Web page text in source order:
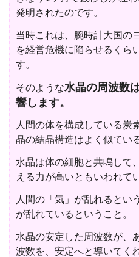
発明されたのです。
当時これは、腕時計大国の
を経営危機に陥らせるくら
す。
そのような水晶の周波数
響します。
人間の体を構成している炭
晶の結晶構造はよく似てい
水晶は体の細胞と共鳴して
える力が高いともいわれて
人間の「気」が乱れるとい
が乱れているということ。
水晶の安定した周波数が、
波数を、安定へと導いてく